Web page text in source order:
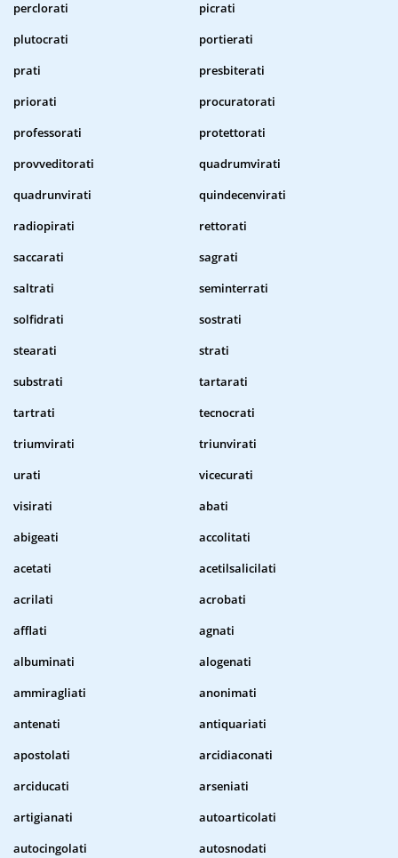
perclorati
picrati
plutocrati
portierati
prati
presbiterati
priorati
procuratorati
professorati
protettorati
provveditorati
quadrumvirati
quadrunvirati
quindecenvirati
radiopirati
rettorati
saccarati
sagrati
saltrati
seminterrati
solfidrati
sostrati
stearati
strati
substrati
tartarati
tartrati
tecnocrati
triumvirati
triunvirati
urati
vicecurati
visirati
abati
abigeati
accolitati
acetati
acetilsalicilati
acrilati
acrobati
afflati
agnati
albuminati
alogenati
ammiragliati
anonimati
antenati
antiquariati
apostolati
arcidiaconati
arciducati
arseniati
artigianati
autoarticolati
autocingolati
autosnodati